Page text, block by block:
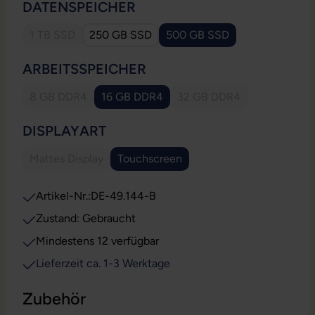
DATENSPEICHER
(Diese Option ist zurzeit nicht verfügbar.)
250 GB SSD 500 GB SSD
ARBEITSSPEICHER
(Diese Option ist zurzeit nicht verfügbar.)
16 GB DDR4
DISPLAYARTAUSWÄHLEN
(Diese Option ist zurzeit nicht verfügbar.)
Touchscreen
Artikel-Nr.:DE-49.144-B
Zustand: Gebraucht
Mindestens 12 verfügbar
Lieferzeit ca. 1-3 Werktage
Zubehör